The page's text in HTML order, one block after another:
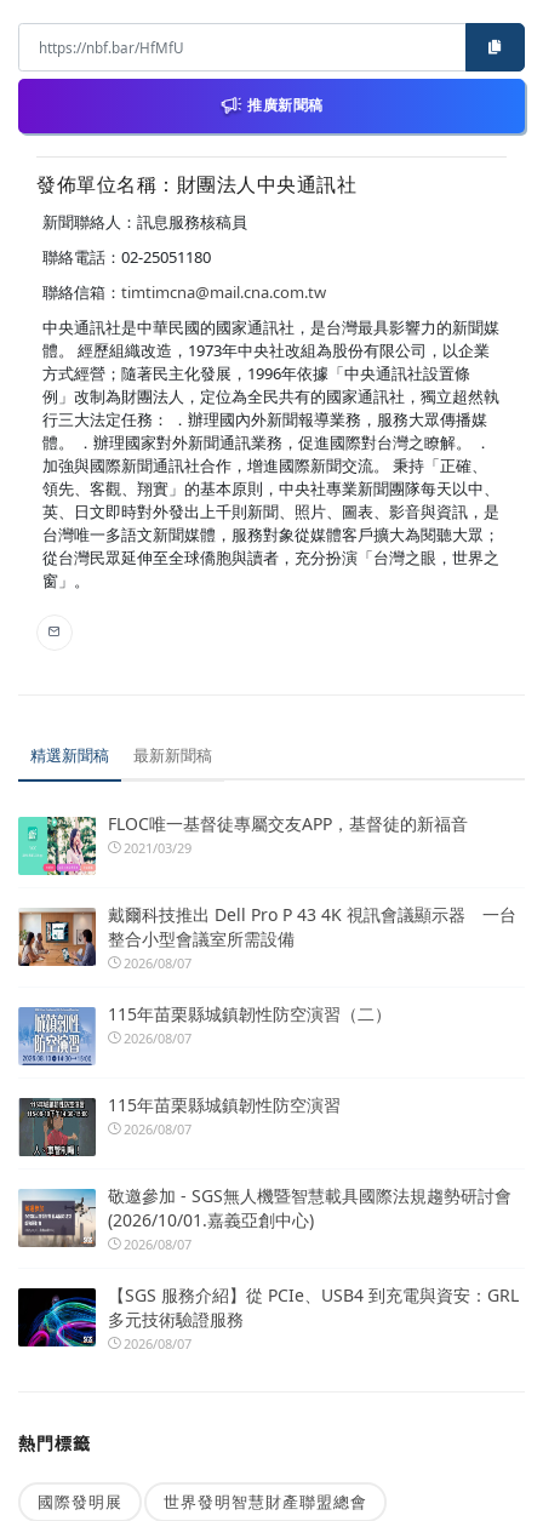
推廣新聞稿
發佈單位名稱：財團法人中央通訊社
新聞聯絡人：訊息服務核稿員
聯絡電話：02-25051180
聯絡信箱： timtimcna@mail.cna.com.tw
中央通訊社是中華民國的國家通訊社，是台灣最具影響力的新聞媒
體。 經歷組織改造，1973年中央社改組為股份有限公司，以企業
方式經營；隨著民主化發展，1996年依據「中央通訊社設置條
例」改制為財團法人，定位為全民共有的國家通訊社，獨立超然執
行三大法定任務： ．辦理國內外新聞報導業務，服務大眾傳播媒
體。 ．辦理國家對外新聞通訊業務，促進國際對台灣之瞭解。 ．
加強與國際新聞通訊社合作，增進國際新聞交流。 秉持「正確、
領先、客觀、翔實」的基本原則，中央社專業新聞團隊每天以中、
英、日文即時對外發出上千則新聞、照片、圖表、影音與資訊，是
台灣唯一多語文新聞媒體，服務對象從媒體客戶擴大為閱聽大眾；
從台灣民眾延伸至全球僑胞與讀者，充分扮演「台灣之眼，世界之
窗」。
精選新聞稿 最新新聞稿
FLOC唯一基督徒專屬交友APP，基督徒的新福音
2021/03/29
戴爾科技推出 Dell Pro P 43 4K 視訊會議顯示器 一台
整合小型會議室所需設備
2026/08/07
115年苗栗縣城鎮韌性防空演習（二）
2026/08/07
115年苗栗縣城鎮韌性防空演習
2026/08/07
敬邀參加 - SGS無人機暨智慧載具國際法規趨勢研討會
(2026/10/01.嘉義亞創中心)
2026/08/07
【SGS 服務介紹】從 PCIe、USB4 到充電與資安：GRL
多元技術驗證服務
2026/08/07
熱門標籤
國際發明展 世界發明智慧財產聯盟總會